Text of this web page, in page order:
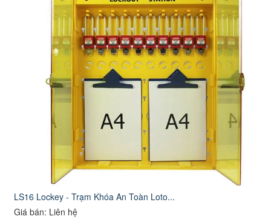
LS16 Lockey - Trạm Khóa An Toàn Loto...
Giá bán: Liên hệ